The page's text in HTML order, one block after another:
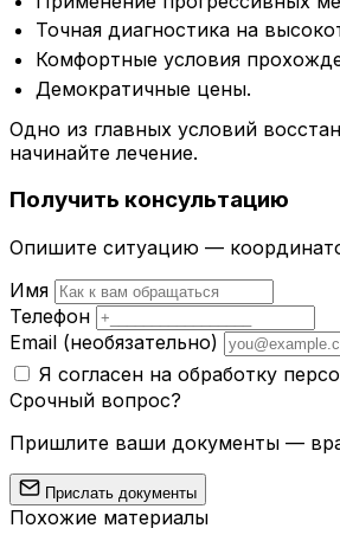
Точная диагностика на
Комфортные условия
Демократичные цены.
Одно из главных условий
начинайте лечение.
Получить консультацию
Опишите ситуацию —
Имя
Телефон
Email (необязательно)
Я согласен на обработку
Срочный вопрос?
Пришлите ваши документы —
Прислать документы
Похожие материалы